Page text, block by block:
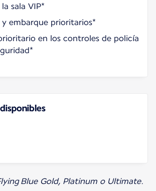
sala VIP*
embarque prioritarios*
en los controles de policía
Blue Gold, Platinum o Ultimate.